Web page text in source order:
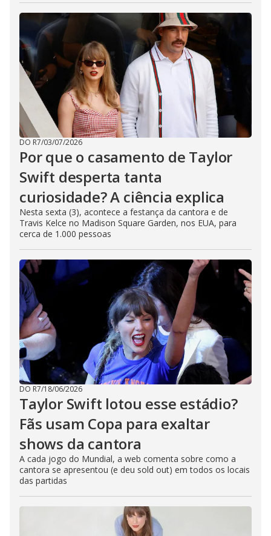
DO R7/03/07/2026
Por que o casamento de Taylor
Swift desperta tanta
curiosidade? A ciência explica
Nesta sexta (3), acontece a festança da cantora e de
Travis Kelce no Madison Square Garden, nos EUA, para
cerca de 1.000 pessoas
DO R7/18/06/2026
Taylor Swift lotou esse estádio?
Fãs usam Copa para exaltar
shows da cantora
A cada jogo do Mundial, a web comenta sobre como a
cantora se apresentou (e deu sold out) em todos os locais
das partidas